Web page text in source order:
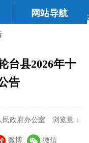
网站导航
台县2026年十
告
民政府办公室
浏览量：
微博 微信